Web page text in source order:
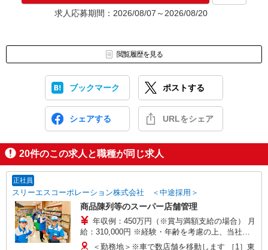
求人応募期間：2026/08/07～2026/08/20
閲覧履歴を見る
ブックマーク ポストする
シェアする URLをシェア
20件のこの求人と職種が同じ求人
正社員
スリーエスコーポレーション株式会社 ＜中途採用＞
商品陳列等のスーパー店舗管理
年収例：450万円（※賞与満額支給の場合） 月
給：310,000円 ※経験・年齢を考慮の上、当社規
定により決定いたします ※昇給・賞与は業績、実
＜勤務地＞※車で数店舗を移動します ［1］東